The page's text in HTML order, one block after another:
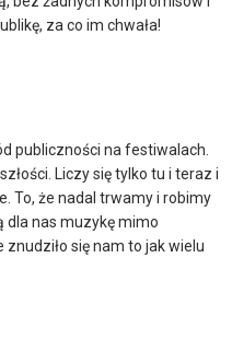
za co im chwała!
publiczności na festiwalach.
Liczy się tylko tu i teraz i
To, że nadal trwamy i robimy
dla nas muzykę mimo
się nam to jak wielu